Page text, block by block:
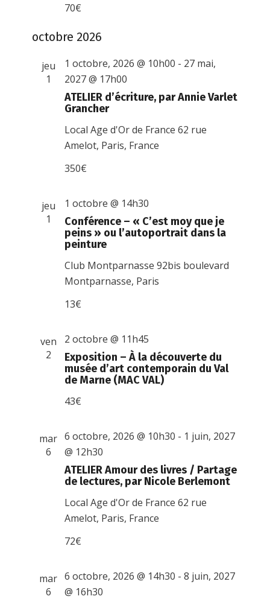
70€
octobre 2026
jeu
1
ATELIER d’écriture, par Annie Varlet
Grancher
1 octobre, 2026 @ 10h00 - 27 mai,
2027 @ 17h00
Local Age d'Or de France62 rue
Amelot, Paris, France
350€
jeu
1
Conférence – « C’est moy que je
peins » ou l’autoportrait dans la
peinture
1 octobre @ 14h30
Club Montparnasse92bis boulevard
Montparnasse, Paris
13€
ven
2
Exposition – À la découverte du
musée d’art contemporain du Val
de Marne (MAC VAL)
2 octobre @ 11h45
43€
mar
6
ATELIER Amour des livres / Partage
de lectures, par Nicole Berlemont
6 octobre, 2026 @ 10h30 - 1 juin, 2027
@ 12h30
Local Age d'Or de France62 rue
Amelot, Paris, France
72€
mar
6
6 octobre, 2026 @ 14h30 -8 juin, 2027
@ 16h30